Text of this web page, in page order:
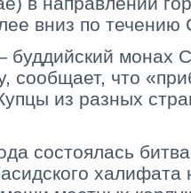
вниз по
буддийский монах
сообщает, что
из разных
состоялась